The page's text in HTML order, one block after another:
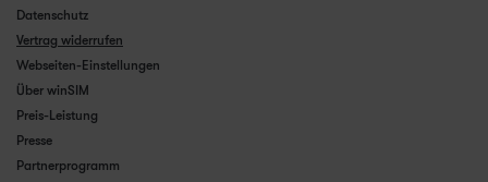
Datenschutz
Vertrag widerrufen
Webseiten-Einstellungen
Über winSIM
Preis-Leistung
Presse
Partnerprogramm